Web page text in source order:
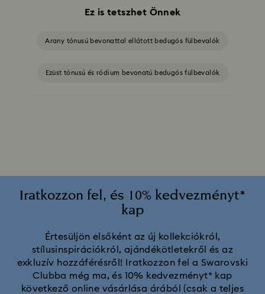
Ez is tetszhet Önnek
Arany tónusú bevonattal ellátott bedugós fülbevalók
Ezüst tónusú és ródium bevonatú bedugós fülbevalók
Iratkozzon fel, és 10% kedvezményt*
kap
Értesüljön elsőként az új kollekciókról,
stílusinspirációkról, ajándékötletekről és az
exkluzív hozzáférésről! Iratkozzon fel a Swarovski
Clubba még ma, és 10% kedvezményt* kap
következő online vásárlása árából (csak a teljes